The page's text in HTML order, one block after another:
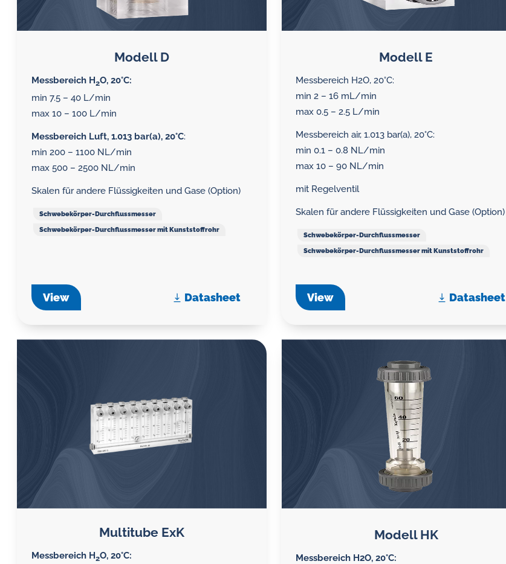
Modell D
Messbereich H2O, 20°C:
min 7.5 – 40 L/min
max 10 – 100 L/min
Messbereich Luft, 1.013 bar(a), 20°C:
min 200 – 1100 NL/min
max 500 – 2500 NL/min
Skalen für andere Flüssigkeiten und Gase (Option)
Schwebekörper-Durchflussmesser
Schwebekörper-Durchflussmesser mit Kunststoffrohr
View Datasheet
Modell E
Messbereich H2O, 20°C:
min 2 – 16 mL/min
max 0.5 – 2.5 L/min
Messbereich air, 1.013 bar(a), 20°C:
min 0.1 – 0.8 NL/min
max 10 – 90 NL/min
mit Regelventil
Skalen für andere Flüssigkeiten und Gase (Option)
Schwebekörper-Durchflussmesser
Schwebekörper-Durchflussmesser mit Kunststoffrohr
View Datasheet
Multitube ExK
Messbereich H2O, 20°C:
Modell HK
Messbereich H2O, 20°C: